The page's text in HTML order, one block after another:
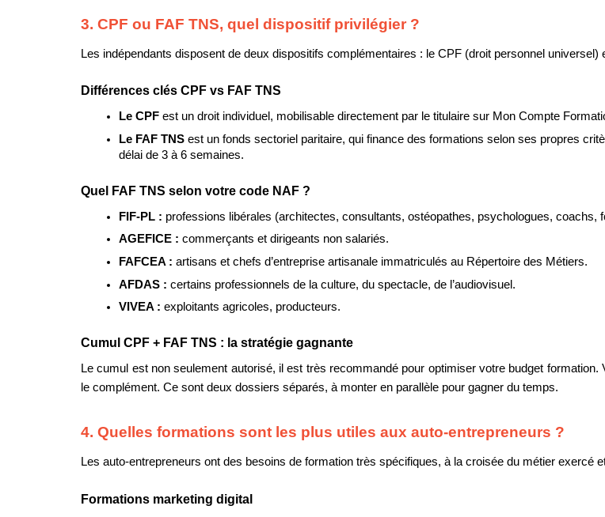
3. CPF ou FAF TNS, quel dispositif privilégier ?
Les indépendants disposent de deux dispositifs complémentaires : le CPF (droit personnel
Différences clés CPF vs FAF TNS
Le CPF est un droit individuel, mobilisable directement par le titulaire sur Mon Compte
Le FAF TNS est un fonds sectoriel paritaire, qui finance des formations selon ses propres
délai de 3 à 6 semaines.
Quel FAF TNS selon votre code NAF ?
FIF-PL : professions libérales (architectes, consultants, ostéopathes, psychologues, coachs,
AGEFICE : commerçants et dirigeants non salariés.
FAFCEA : artisans et chefs d’entreprise artisanale immatriculés au Répertoire des Métiers.
AFDAS : certains professionnels de la culture, du spectacle, de l’audiovisuel.
VIVEA : exploitants agricoles, producteurs.
Cumul CPF + FAF TNS : la stratégie gagnante
Le cumul est non seulement autorisé, il est très recommandé pour optimiser votre budget
le complément. Ce sont deux dossiers séparés, à monter en parallèle pour gagner du temps.
4. Quelles formations sont les plus utiles aux auto-entrepreneurs ?
Les auto-entrepreneurs ont des besoins de formation très spécifiques, à la croisée du métier exercé
Formations marketing digital